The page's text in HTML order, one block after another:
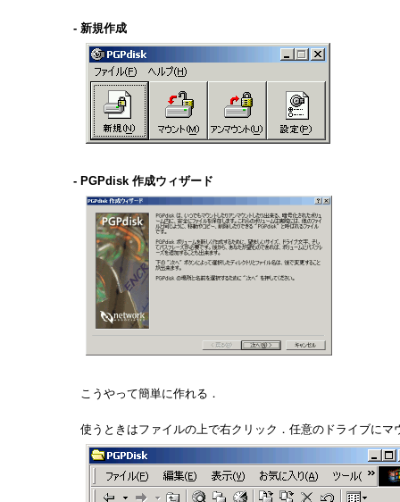
- 新規作成
- PGPdisk 作成ウィザード
こうやって簡単に作れる．
使うときはファイルの上で右クリック．任意のドライブにマ